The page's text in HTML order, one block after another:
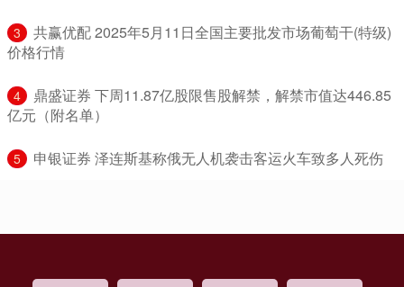
3
​共赢优配 2025年5月11日全国主要批发市场葡萄干(特级)
价格行情
4
​鼎盛证券 下周11.87亿股限售股解禁，解禁市值达446.85
亿元（附名单）
5 ​申银证券 泽连斯基称俄无人机袭击客运火车致多人死伤